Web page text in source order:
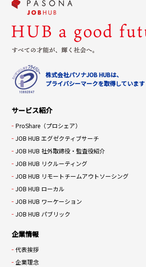
株式会社パソナJOB HUBは、
プライバシーマークを取得しています
サービス紹介
ProShare（プロシェア）
JOB HUB エグゼクティブサーチ
JOB HUB 社外取締役・監査役紹介
JOB HUB リクルーティング
JOB HUB リモートチームアウトソーシング
JOB HUB ローカル
JOB HUB ワーケーション
JOB HUB パブリック
企業情報
代表挨拶
企業理念